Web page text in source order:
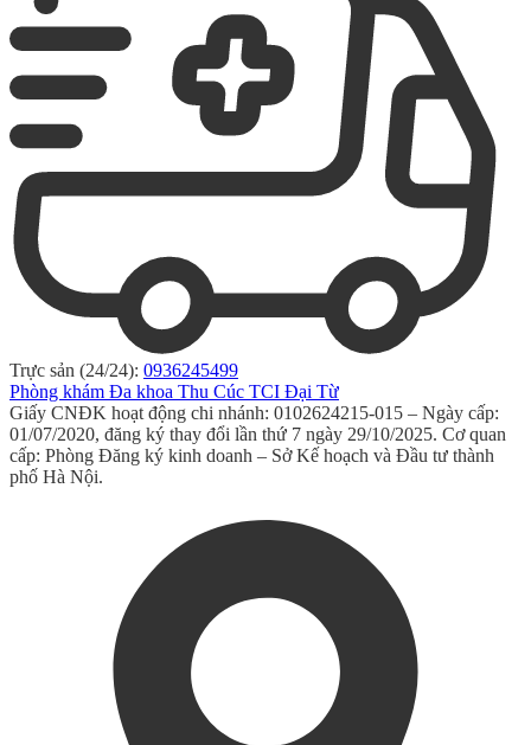
Trực sản (24/24): 0936245499
Phòng khám Đa khoa Thu Cúc TCI Đại Từ
Giấy CNĐK hoạt động chi nhánh: 0102624215-015 – Ngày cấp:
01/07/2020, đăng ký thay đổi lần thứ 7 ngày 29/10/2025. Cơ quan
cấp: Phòng Đăng ký kinh doanh – Sở Kế hoạch và Đầu tư thành
phố Hà Nội.